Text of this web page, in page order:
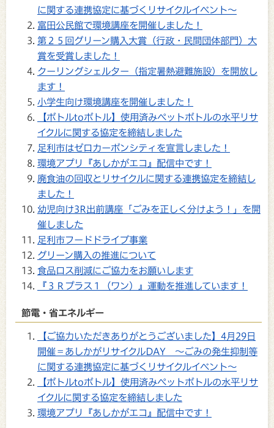
に関する連携協定に基づくリサイクルイベント～
富田公民館で環境講座を開催しました！
第２５回グリーン購入大賞（行政・民間団体部門）大
賞を受賞しました！
クーリングシェルター（指定暑熱避難施設）を開放し
ます！
小学生向け環境講座を開催しました！
【ボトルtoボトル】使用済みペットボトルの水平リサ
イクルに関する協定を締結しました
足利市はゼロカーボンシティを宣言しました！
環境アプリ『あしかがエコ』配信中です！
廃食油の回収とリサイクルに関する連携協定を締結し
ました！
幼児向け3R出前講座「ごみを正しく分けよう！」を開
催しました
足利市フードドライブ事業
グリーン購入の推進について
食品ロス削減にご協力をお願いします
『３Ｒプラス１（ワン）』運動を推進しています！
節電・省エネルギー
【ご協力いただきありがとうございました】4月29日
開催＝あしかがリサイクルDAY ～ごみの発生抑制等
に関する連携協定に基づくリサイクルイベント～
【ボトルtoボトル】使用済みペットボトルの水平リサ
イクルに関する協定を締結しました
環境アプリ『あしかがエコ』配信中です！